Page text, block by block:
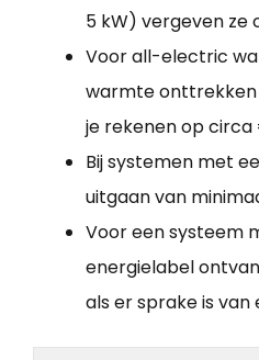
5 kW) vergeven ze
Voor all-electric
warmte
je rekenen op circa
Bij systemen met
uitgaan van
Voor een systeem
energielabel
als er sprake is van